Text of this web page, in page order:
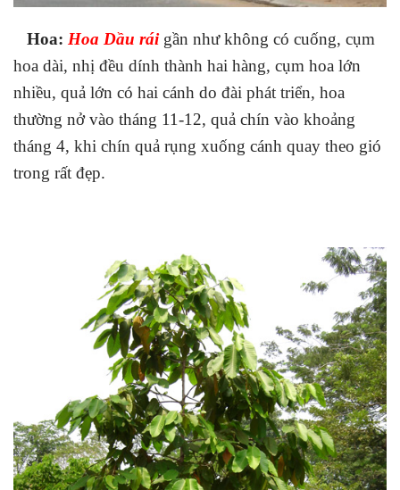
Hoa: Hoa Dầu ráigần như không có cuống, cụm
hoa dài, nhị đều dính thành hai hàng, cụm hoa lớn
nhiều, quả lớn có hai cánh do đài phát triển, hoa
thường nở vào tháng 11-12, quả chín vào khoảng
tháng 4, khi chín quả rụng xuống cánh quay theo gió
trong rất đẹp.